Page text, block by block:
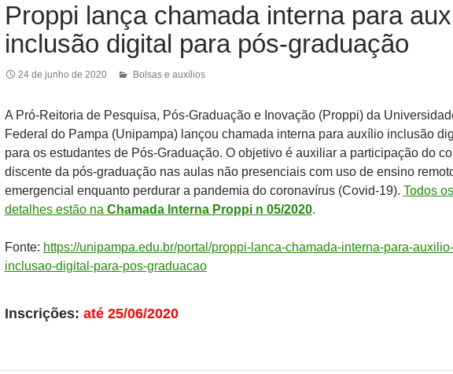
Proppi lança chamada interna para
inclusão digital para pós-graduação
24 de junho de 2020 Bolsas e auxílios
A Pró-Reitoria de Pesquisa, Pós-Graduação e Inovação (Proppi) da
Federal do Pampa (Unipampa) lançou chamada interna para auxílio inclusão
para os estudantes de Pós-Graduação. O objetivo é auxiliar a participação do
discente da pós-graduação nas aulas não presenciais com uso de ensino
emergencial enquanto perdurar a pandemia do coronavírus (Covid-19). Todos os
detalhes estão na Chamada Interna Proppi n 05/2020.
Fonte: https://unipampa.edu.br/portal/proppi-lanca-chamada-interna-para-auxilio-
inclusao-digital-para-pos-graduacao
Inscrições: até 25/06/2020